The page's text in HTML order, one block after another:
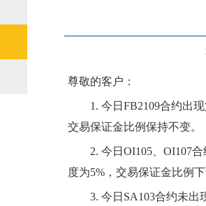
尊敬的客户：
1. 今日 FB2109合约出
交易保证金比例保持不变。
2. 今日 OI105、OI107合
度为5%，交易保证金比例下
3. 今日 SA103合约未出